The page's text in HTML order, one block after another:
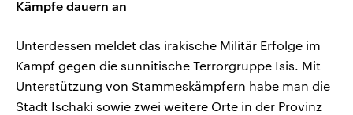
Kämpfe dauern an
Unterdessen meldet das irakische Militär Erfolge im
Kampf gegen die sunnitische Terrorgruppe Isis. Mit
Unterstützung von Stammeskämpfern habe man die
Stadt Ischaki sowie zwei weitere Orte in der Provinz